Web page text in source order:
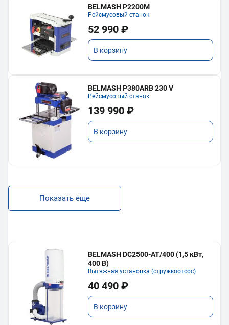
BELMASH P2200M
Рейсмусовый станок
52 990 ₽
В корзину
BELMASH P380ARB 230 V
Рейсмусовый станок
139 990 ₽
В корзину
Показать еще
BELMASH DC2500-AT/400 (1,5 кВт,
400 В)
Вытяжная установка (стружкоотсос)
40 490 ₽
В корзину